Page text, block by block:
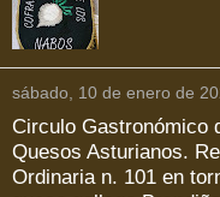
sábado, 10 de enero de
Circulo Gastronómico
Quesos Asturianos.
Ordinaria n. 101 en